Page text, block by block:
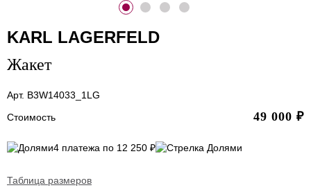
KARL LAGERFELD
Жакет
Арт. B3W14033_1LG
Стоимость
49 000 ₽
4 платежа по 12 250 ₽
Таблица размеров